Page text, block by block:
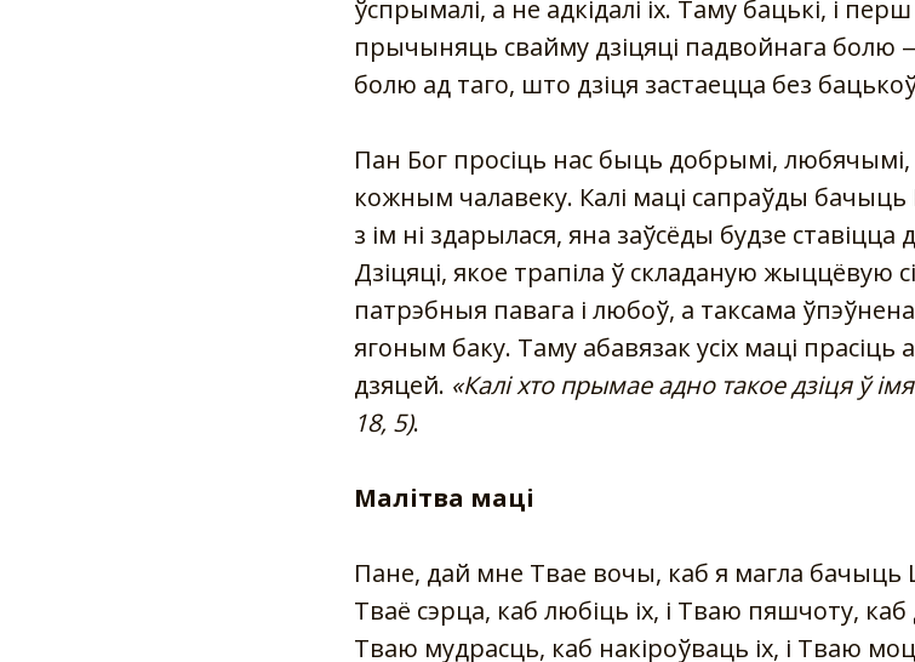
ўспрымалі, а не адкідалі іх. Таму бацькі, і
прычыняць свайму дзіцяці падвойнага
болю ад таго, што дзіця застаецца без
Пан Бог просіць нас быць добрымі,
кожным чалавеку. Калі маці сапраўды бачыць
з ім ні здарылася, яна заўсёды будзе
Дзіцяці, якое трапіла ў складаную
патрэбныя павага і любоў, а таксама
ягоным баку. Таму абавязак усіх маці прасіць
дзяцей. «Калі хто прымае адно такое дзіця ў
18, 5).
Малітва маці
Пане, дай мне Твае вочы, каб я магла бачыць
Тваё сэрца, каб любіць іх, і Тваю пяшчоту,
Тваю мудрасць, каб накіроўваць іх, і Тваю